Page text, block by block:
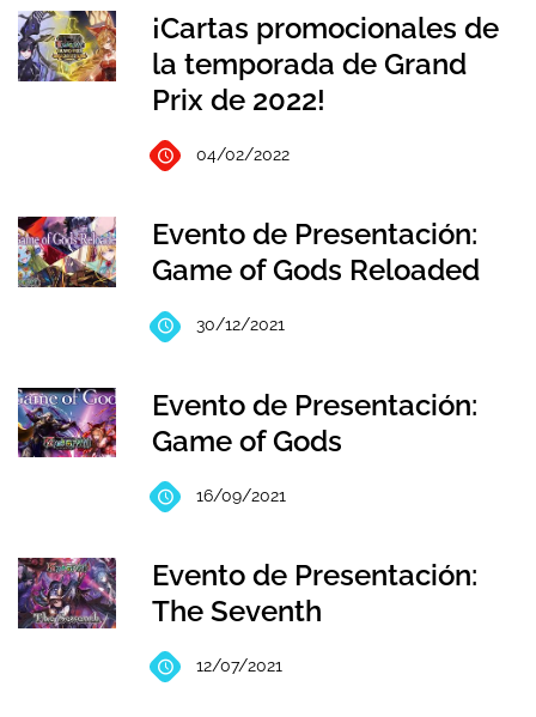
¡Cartas promocionales de
la temporada de Grand
Prix de 2022!
04/02/2022
Evento de Presentación:
Game of Gods Reloaded
30/12/2021
Evento de Presentación:
Game of Gods
16/09/2021
Evento de Presentación:
The Seventh
12/07/2021